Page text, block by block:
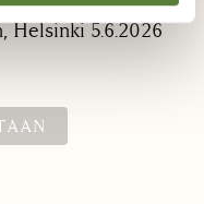
Helsinki 5.6.2026